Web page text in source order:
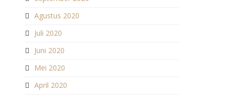
Agustus 2020
Juli 2020
Juni 2020
Mei 2020
April 2020